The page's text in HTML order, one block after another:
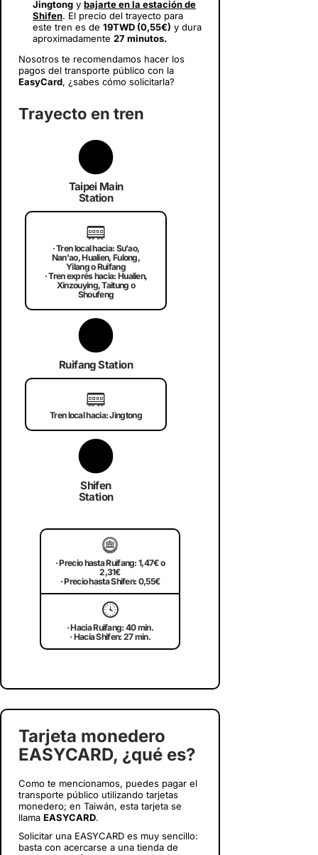
Jingtong y bajarte en la estación de
Shifen. El precio del trayecto para
este tren es de 19TWD (0,55€) y dura
aproximadamente 27 minutos.
Nosotros te recomendamos hacer los
pagos del transporte público con la
EasyCard, ¿sabes cómo solicitarla?
Trayecto en tren
Taipei Main
Station
🚃
· Tren local hacia: Su'ao,
Nan'ao, Hualien, Fulong,
Yilang o Ruifang
· Tren exprés hacia: Hualien,
Xinzouying, Taitung o
Shoufeng
Ruifang Station
🚃
Tren local hacia: Jingtong
Shifen
Station
🪙
· Precio hasta Ruifang: 1,47€ o
2,31€
· Precio hasta Shifen: 0,55€
🕓
· Hacia Ruifang: 40 min.
· Hacia Shifen: 27 min.
Tarjeta monedero
EASYCARD, ¿qué es?
Como te mencionamos, puedes pagar el
transporte público utilizando tarjetas
monedero; en Taiwán, esta tarjeta se
llama EASYCARD.
Solicitar una EASYCARD es muy sencillo:
basta con acercarse a una tienda de